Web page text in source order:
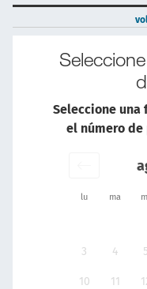
Seleccione
el número
lu ma
3 4 5
10 11